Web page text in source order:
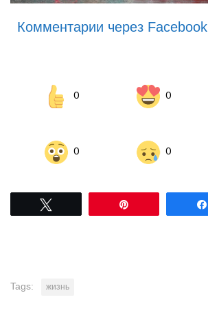
Комментарии через Facebook
0 0
0 0
Tags: жизнь